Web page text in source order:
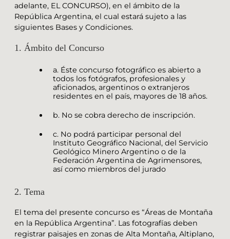
adelante, EL CONCURSO), en el ámbito de la
República Argentina, el cual estará sujeto a las
siguientes Bases y Condiciones.
1. Ámbito del Concurso
a. Éste concurso fotográfico es abierto a
todos los fotógrafos, profesionales y
aficionados, argentinos o extranjeros
residentes en el país, mayores de 18 años.
b. No se cobra derecho de inscripción.
c. No podrá participar personal del
Instituto Geográfico Nacional, del Servicio
Geológico Minero Argentino o de la
Federación Argentina de Agrimensores,
así como miembros del jurado
2. Tema
El tema del presente concurso es “Áreas de Montaña
en la República Argentina”. Las fotografías deben
registrar paisajes en zonas de Alta Montaña, Altiplano,